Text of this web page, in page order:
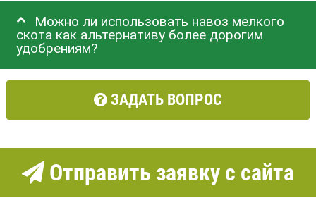
Можно ли использовать навоз мелкого
скота как альтернативу более дорогим
удобрениям?
ЗАДАТЬ ВОПРОС
Отправить заявку с сайта